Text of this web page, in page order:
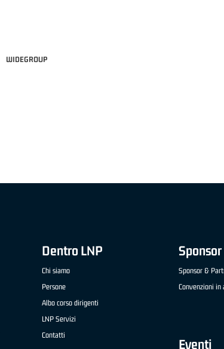
WIDEGROUP
Dentro LNP
Chi siamo
Persone
Albo corso dirigenti
LNP Servizi
Contatti
Sponsor &
Convenzioni in
Eventi